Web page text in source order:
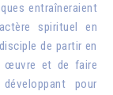
entraîneraient
spirituel en
de partir en
œuvre et de faire
pour